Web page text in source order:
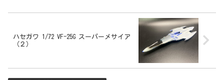
ハセガワ 1/72 VF-25G スーパーメサイア
（２）